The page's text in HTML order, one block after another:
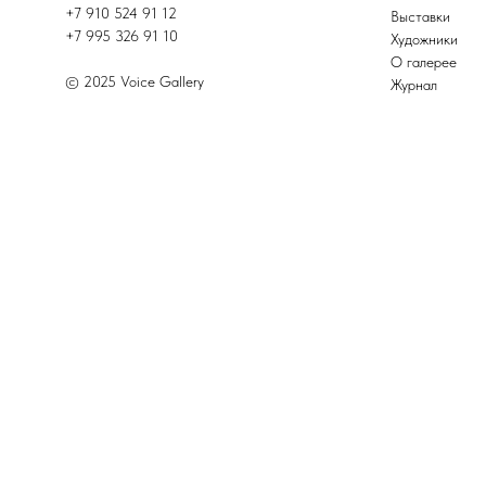
+7 910 524 91 12
+7 995 326 91 10
© 2025 Voice Gallery
Выставки
Художники
О галерее
Журнал